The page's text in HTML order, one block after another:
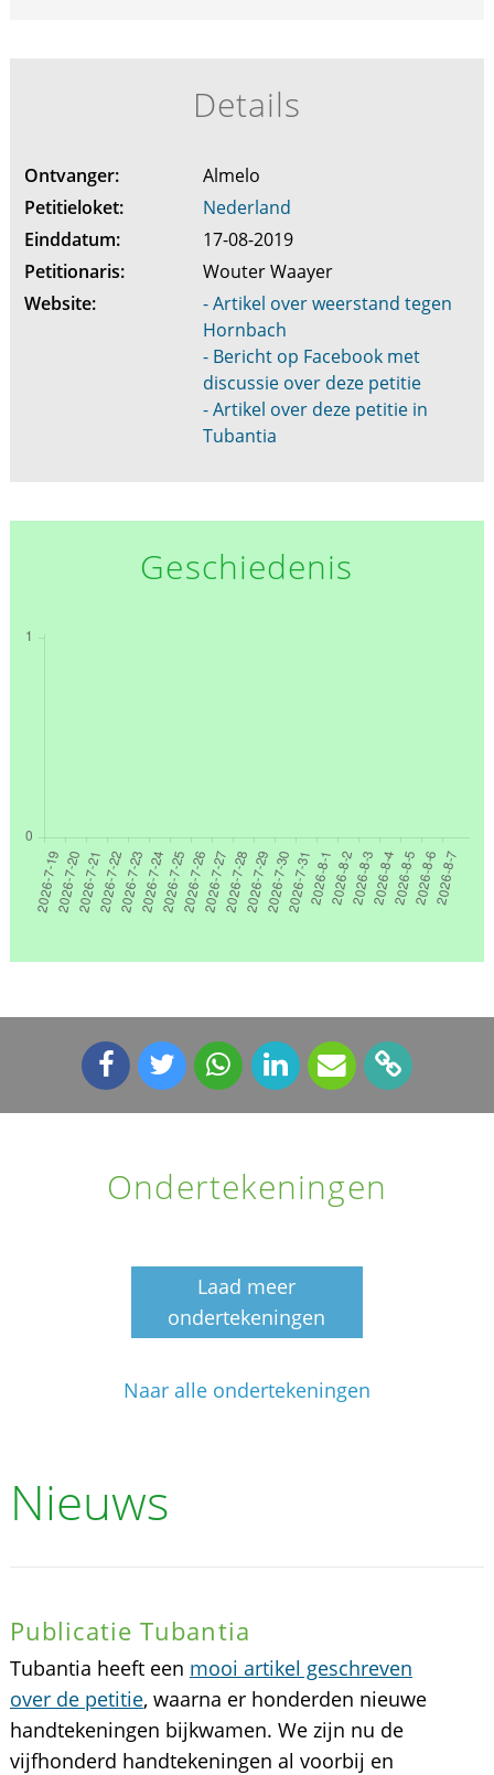
Details
Ontvanger:
Almelo
Petitieloket:
Nederland
Einddatum:
17-08-2019
Petitionaris:
Wouter Waayer
Website:
- Artikel over weerstand tegen
Hornbach
- Bericht op Facebook met
discussie over deze petitie
- Artikel over deze petitie in
Tubantia
Geschiedenis
Ondertekeningen
Laad meer
ondertekeningen
Naar alle ondertekeningen
Nieuws
Publicatie Tubantia
Tubantia heeft een mooi artikel geschreven
over de petitie, waarna er honderden nieuwe
handtekeningen bijkwamen. We zijn nu de
vijfhonderd handtekeningen al voorbij en